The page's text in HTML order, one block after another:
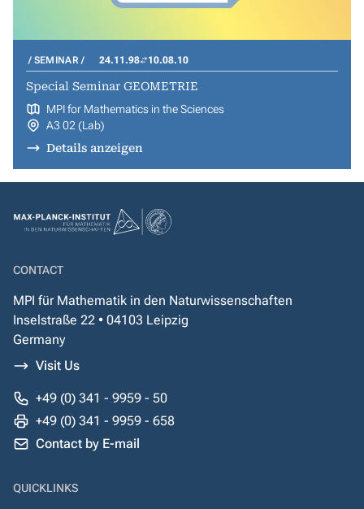
SEMINAR 24.11.98 10.08.10
Special Seminar GEOMETRIE
MPI for Mathematics in the Sciences
A3 02 (Lab)
Details anzeigen
CONTACT
MPI für Mathematik in den Naturwissenschaften
Inselstraße 22 • 04103 Leipzig
Germany
Visit Us
+49 (0) 341 - 9959 - 50
+49 (0) 341 - 9959 - 658
Contact by E-mail
QUICKLINKS